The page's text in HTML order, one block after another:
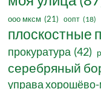
ооо мксм (21) оопт (18)
плоскостные
прокуратура (42)
серебряный
управа